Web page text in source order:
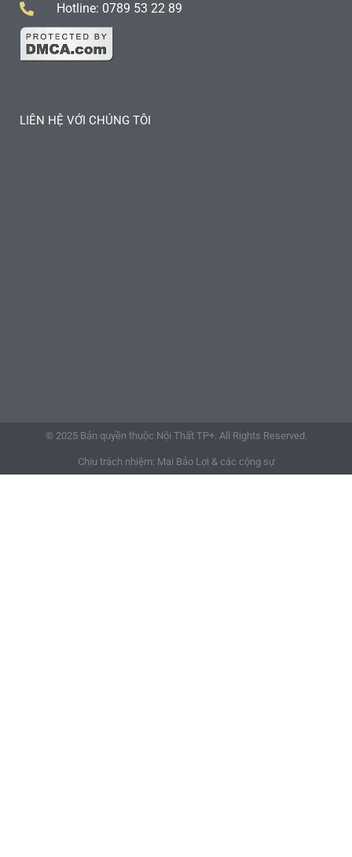
Hotline: 0789 53 22 89
LIÊN HỆ VỚI CHÚNG TÔI
© 2025 Bản quyền thuộc Nội Thất TP+. All Rights Reserved.
Chịu trách nhiệm: Mai Bảo Lợi & các cộng sự